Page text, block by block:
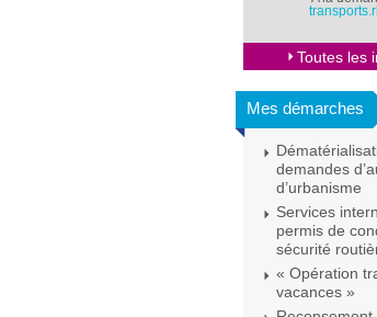
Toutes les
Mes démarches
demandes
d’urbanisme
Services
permis de
sécurité
« Opération
vacances »